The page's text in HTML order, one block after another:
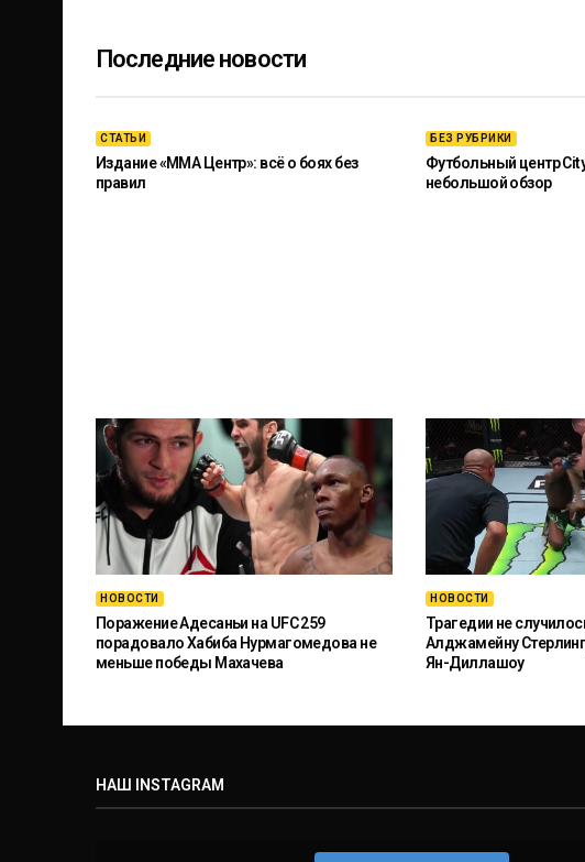
Последние новости
СТАТЬИ
Издание «ММА Центр»: всё о боях без
правил
БЕЗ РУБРИКИ
Футбольный центр
небольшой обзор
НОВОСТИ
Поражение Адесаньи на UFC 259
порадовало Хабиба Нурмагомедова не
меньше победы Махачева
НОВОСТИ
Трагедии не
Алджамейну
Ян-Диллашоу
НАШ INSTAGRAM